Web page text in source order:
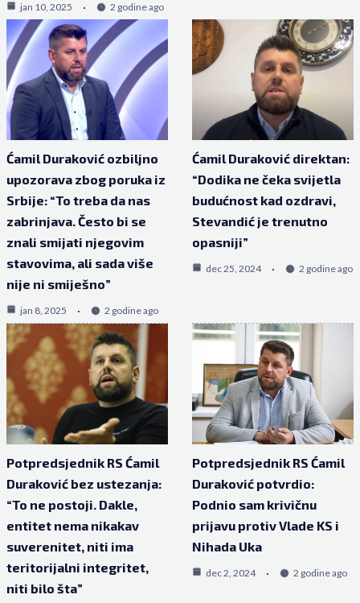
jan 10, 2025 2 godine ago
Ćamil Duraković ozbiljno
upozorava zbog poruka iz
Srbije: “To treba da nas
zabrinjava. Često bi se
znali smijati njegovim
stavovima, ali sada više
nije ni smiješno”
jan 8, 2025 2 godine ago
Ćamil Duraković direktan:
“Dodika ne čeka svijetla
budućnost kad ozdravi,
Stevandić je trenutno
opasniji”
dec 25, 2024 2 godine ago
Potpredsjednik RS Ćamil
Duraković bez ustezanja:
“To ne postoji. Dakle,
entitet nema nikakav
suverenitet, niti ima
teritorijalni integritet,
niti bilo šta”
Potpredsjednik RS Ćamil
Duraković potvrdio:
Podnio sam krivičnu
prijavu protiv Vlade KS i
Nihada Uka
dec 2, 2024 2 godine ago